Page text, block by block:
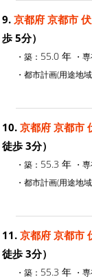
9. 京都府 京都市
歩 5分）
・築： 55.0 年 ・
・都市計画(用途地域
10. 京都府 京都市
徒歩 3分）
・築： 55.3 年 ・
・都市計画(用途地域
11. 京都府 京都市
徒歩 3分）
・築： 55.3 年 ・